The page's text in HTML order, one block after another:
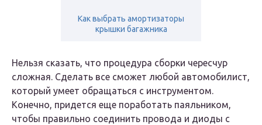
Как выбрать амортизаторы
крышки багажника
Нельзя сказать, что процедура сборки чересчур
сложная. Сделать все сможет любой автомобилист,
который умеет обращаться с инструментом.
Конечно, придется еще поработать паяльником,
чтобы правильно соединить провода и диоды с